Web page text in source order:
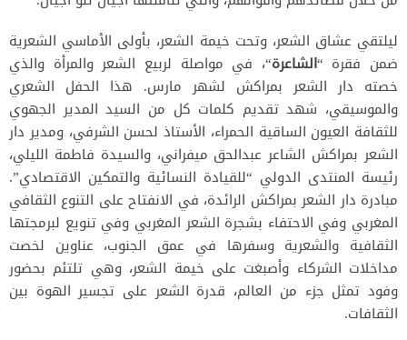
ليلتقي عشاق الشعر، وتحت خيمة الشعر، بأولى الأماسي الشعرية
ضمن فقرة “الشاعرة“، في مواصلة لربيع الشعر والمرأة والذي
خصته دار الشعر بمراكش لشهر مارس. هذا الحفل الشعري
والموسيقي، شهد تقديم كلمات كل من السيد المدير الجهوي
للثقافة العيون الساقية الحمراء، الأستاذ لحسن الشرفي، ومدير دار
الشعر بمراكش الشاعر عبدالحق ميفراني، والسيدة فاطمة الليلي،
رئيسة المنتدى الدولي “للقيادة النسائية والتمكين الاقتصادي”.
مبادرة دار الشعر بمراكش الرائدة، في الانفتاح على التنوع الثقافي
المغربي وفي الاحتفاء بشجرة الشعر المغربي وفي تنويع لبرمجتها
الثقافية والشعرية وسفرها في عمق الجنوب، عناوين لخصت
مداخلات الشركاء وأصبغت على خيمة الشعر، وهي تلتئم بحضور
وفود تمثل جزء من العالم، قدرة الشعر على تجسير الهوة بين
الثقافات.